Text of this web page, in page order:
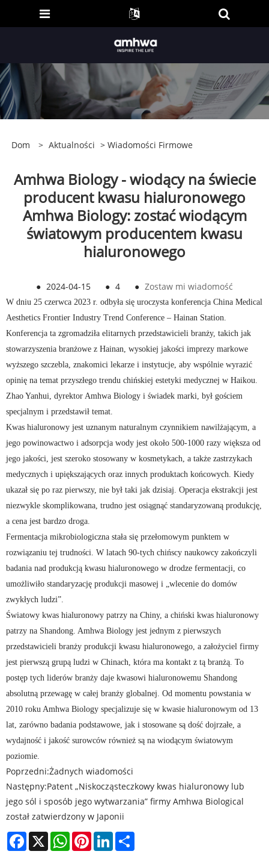
Dom > Aktualności > Wiadomości Firmowe
Amhwa Biology - wiodący na świecie
producent kwasu hialuronowego
Amhwa Biology: zostać wiodącym
światowym producentem kwasu
hialuronowego
● 2024-04-15 ● 4 ● Zostaw mi wiadomość
W dniu 25 czerwca 2023 r. odbyła się uroczysta konferencja China Medical
Aesthetics Frontier Industry Trend Conference – Hainan Station.
Konferencja ta zgromadziła elitarnych przedstawicieli branży, takich jak
stowarzyszenia branżowe z Hainan, wysokiej jakości imprezy markowe
wyższego szczebla, znakomici lekarze i instytucje, aby wspólnie wyrazić
opinię na temat przyszłego trendu chińskiej estetyki medycznej w Haikou.
Zhao Yanhui, dyrektor Amhwa Biology i świadek marki, był gościem
specjalnym i przedstawił temat.
Kwas hialuronowy jest uznanym naturalnym czynnikiem nawilżającym, a
jego powinowactwo i adsorpcja wody jest około 500-1000 razy większa od
jego jakości, jest szeroko stosowany w kosmetykach, a także zastrzykach
medycznych i upiększających oraz innych produktach końcowych. Kiedy
ukazał się po raz pierwszy, nie był taki jak dzisiaj. Operacja ekstrakcji jest
niezwykle skomplikowana, trudno jest osiągnąć standaryzowaną produkcję,
a cena jest bardzo droga.
Fermentacja mikrobiologiczna stała się przełomowym punktem w
rozwiązaniu tej trudności. W latach 90-tych chińscy naukowcy zakończyli
badania nad produkcją kwasu hialuronowego w drodze fermentacji, co
umożliwiło standaryzację produkcji masowej i „wlecenie do domów
zwykłych ludzi”.
Światowy kwas hialuronowy patrzy na Chiny, a chiński kwas hialuronowy
patrzy na Shandong. Amhwa Biology jest jednym z pierwszych
przedstawicieli branży produkcji kwasu hialuronowego, a założyciel firmy
jest pierwszą grupą ludzi w Chinach, która ma kontakt z tą branżą. To
postęp tych liderów branży daje kwasowi hialuronowemu Shandong
absolutną przewagę w całej branży globalnej. Od momentu powstania w
2010 roku Amhwa Biology specjalizuje się w kwasie hialuronowym od 13
lat, zarówno badania podstawowe, jak i stosowane są dość dojrzałe, a
wydajność i jakość surowców również są na wiodącym światowym
poziomie.
Poprzedni:Żadnych wiadomości
Następny:Patent „Niskocząsteczkowy kwas hialuronowy lub
jego sól i sposób jego wytwarzania” firmy Amhwa Biological
został zatwierdzony w Japonii
Facebook
X WhatsAppPinterestLinkedIn